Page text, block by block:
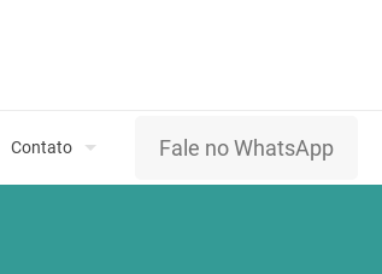
Contato Fale no WhatsApp